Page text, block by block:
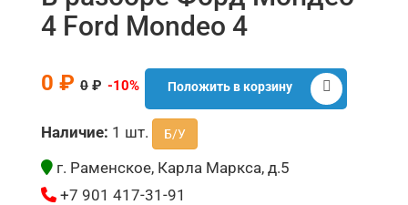
4 Ford Mondeo 4
0 ₽ 0 ₽ -10% Положить в корзину
Наличие: 1 шт. Б/У
г. Раменское, Карла Маркса, д.5
+7 901 417-31-91